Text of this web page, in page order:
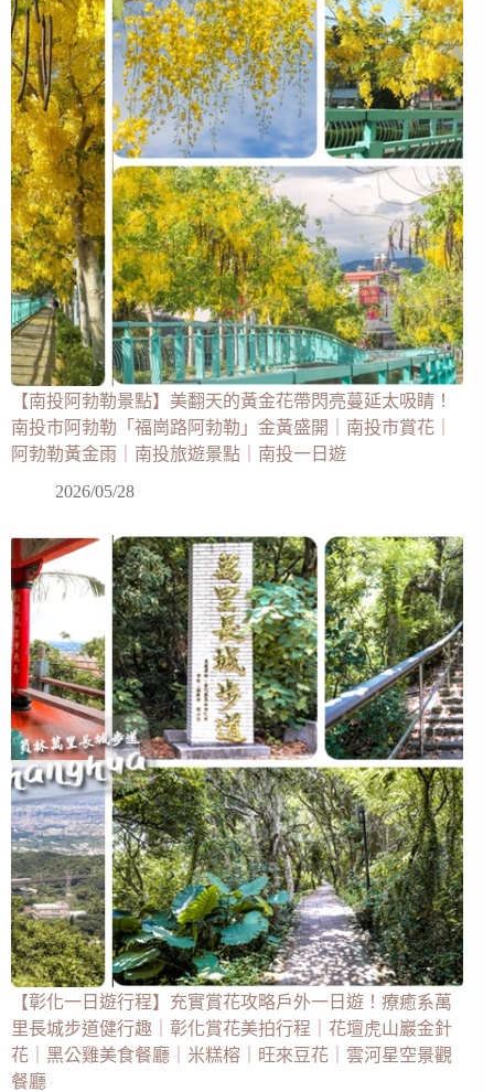
【南投阿勃勒景點】美翻天的黃金花帶閃亮蔓延太吸睛！
南投市阿勃勒「福崗路阿勃勒」金黃盛開｜南投市賞花｜
阿勃勒黃金雨｜南投旅遊景點｜南投一日遊
2026/05/28
【彰化一日遊行程】充實賞花攻略戶外一日遊！療癒系萬
里長城步道健行趣｜彰化賞花美拍行程｜花壇虎山巖金針
花｜黑公雞美食餐廳｜米糕榕｜旺來豆花｜雲河星空景觀
餐廳